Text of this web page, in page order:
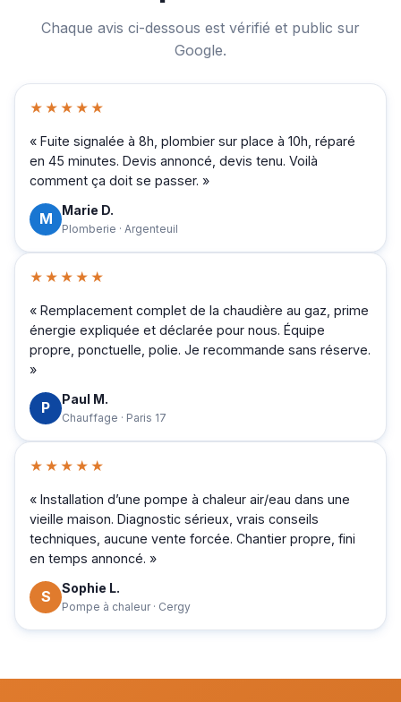
Chaque avis ci-dessous est vérifié et public sur
Google.
★★★★★
« Fuite signalée à 8h, plombier sur place à 10h, réparé
en 45 minutes. Devis annoncé, devis tenu. Voilà
comment ça doit se passer. »
M Marie D.
Plomberie · Argenteuil
★★★★★
« Remplacement complet de la chaudière au gaz, prime
énergie expliquée et déclarée pour nous. Équipe
propre, ponctuelle, polie. Je recommande sans réserve.
»
P Paul M.
Chauffage · Paris 17
★★★★★
« Installation d’une pompe à chaleur air/eau dans une
vieille maison. Diagnostic sérieux, vrais conseils
techniques, aucune vente forcée. Chantier propre, fini
en temps annoncé. »
S Sophie L.
Pompe à chaleur · Cergy